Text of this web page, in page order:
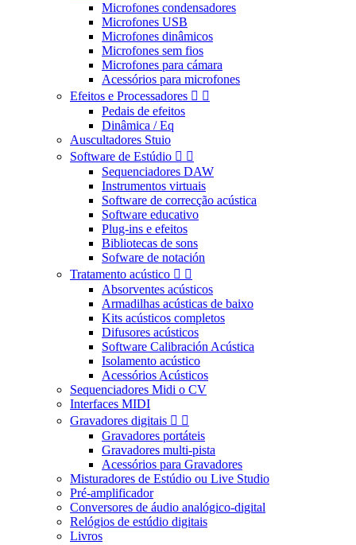
Microfones condensadores
Microfones USB
Microfones dinâmicos
Microfones sem fios
Microfones para cámara
Acessórios para microfones
Efeitos e Processadores  
Pedais de efeitos
Dinâmica / Eq
Auscultadores Stuio
Software de Estúdio  
Sequenciadores DAW
Instrumentos virtuais
Software de correcção acústica
Software educativo
Plug-ins e efeitos
Bibliotecas de sons
Sofware de notación
Tratamento acústico  
Absorventes acústicos
Armadilhas acústicas de baixo
Kits acústicos completos
Difusores acústicos
Software Calibración Acústica
Isolamento acústico
Acessórios Acústicos
Sequenciadores Midi o CV
Interfaces MIDI
Gravadores digitais  
Gravadores portáteis
Gravadores multi-pista
Acessórios para Gravadores
Misturadores de Estúdio ou Live Studio
Pré-amplificador
Conversores de áudio analógico-digital
Relógios de estúdio digitais
Livros